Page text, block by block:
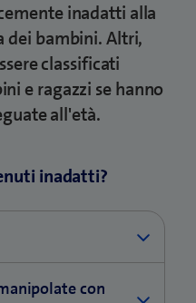
inadatti alla
dei bambini. Altri,
classificati
e ragazzi se hanno
all'età.
inadatti?
false diffuse dai
con